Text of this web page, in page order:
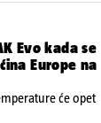
Evo kada se
Europe na
će opet